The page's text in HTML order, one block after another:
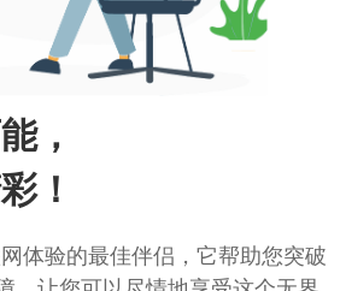
，
！
体验的最佳伴侣，它帮助您突破